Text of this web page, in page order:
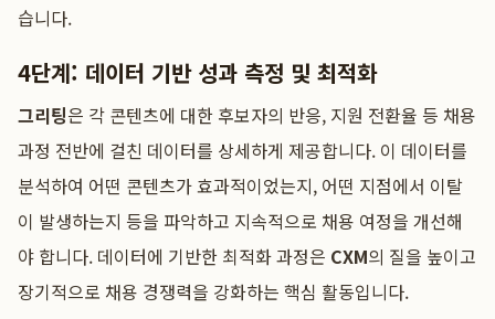
습니다.
4단계: 데이터 기반 성과 측정 및 최적화
그리팅은 각 콘텐츠에 대한 후보자의 반응, 지원 전환율 등 채용
과정 전반에 걸친 데이터를 상세하게 제공합니다. 이 데이터를
분석하여 어떤 콘텐츠가 효과적이었는지, 어떤 지점에서 이탈
이 발생하는지 등을 파악하고 지속적으로 채용 여정을 개선해
야 합니다. 데이터에 기반한 최적화 과정은 CXM의 질을 높이고
장기적으로 채용 경쟁력을 강화하는 핵심 활동입니다.